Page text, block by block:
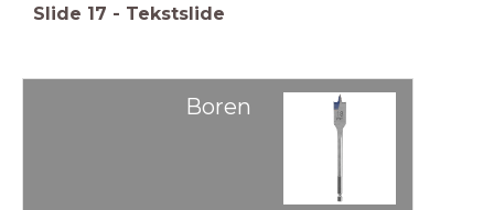
Slide 17 - Tekstslide
Boren